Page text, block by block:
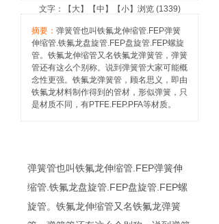
文字：【 大】【中 】【小】浏览 (1339)
摘要： 弹簧管也叫铁氟龙伸缩管.FEP弹簧
伸缩管.铁氟龙盘旋管.FEP盘旋管.FEP螺旋
管。铁氟龙伸缩管又名铁氟龙弹簧管，弹簧
管还有这么个别称。说到弹簧管大家可能概
念性更强。铁氟龙弹簧管，顾名思义，即由
铁氟龙材料制作得到的管材，形似弹簧，只
是材质不同，有PTFE.FEP.PFA等材质。
弹簧管也叫铁氟龙伸缩管.FEP弹簧伸
缩管.铁氟龙盘旋管.FEP盘旋管.FEP螺
旋管。铁氟龙伸缩管又名铁氟龙弹簧